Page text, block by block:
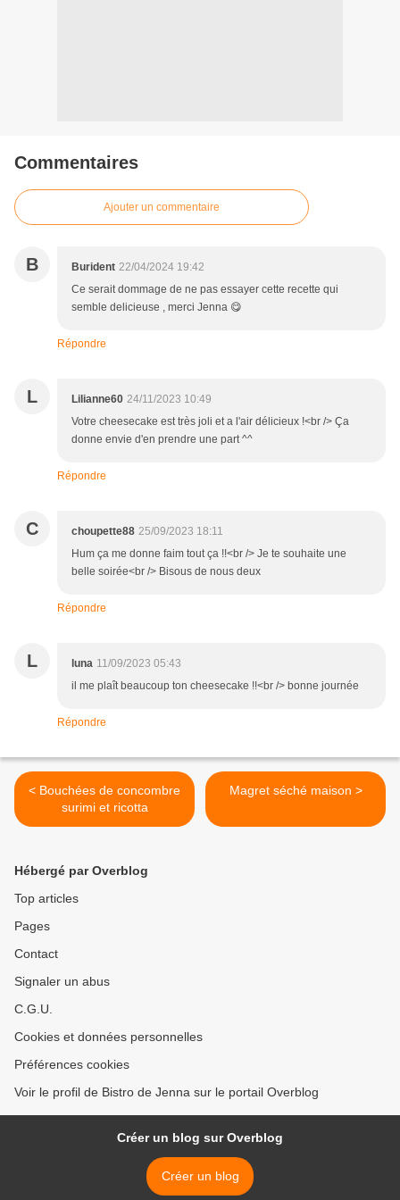
Commentaires
Ajouter un commentaire
B Burident 22/04/2024 19:42
Ce serait dommage de ne pas essayer cette recette qui
semble delicieuse , merci Jenna 😋
Répondre
L Lilianne60 24/11/2023 10:49
Votre cheesecake est très joli et a l'air délicieux !<br /> Ça
donne envie d'en prendre une part ^^
Répondre
C choupette88 25/09/2023 18:11
Hum ça me donne faim tout ça !!<br /> Je te souhaite une
belle soirée<br /> Bisous de nous deux
Répondre
L luna 11/09/2023 05:43
il me plaît beaucoup ton cheesecake !!<br /> bonne journée
Répondre
< Bouchées de concombre
surimi et ricotta
Magret séché maison >
Hébergé par Overblog
Top articles
Pages
Contact
Signaler un abus
C.G.U.
Cookies et données personnelles
Préférences cookies
Voir le profil de Bistro de Jenna sur le portail Overblog
Créer un blog sur Overblog
Créer un blog